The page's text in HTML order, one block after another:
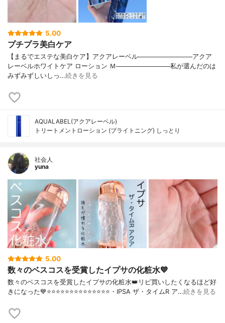
5.00
プチプラ美白ケア
【まるでエステな美白ケア】アクアレーベル────────────アクア
レーベルホワイトケア ローション Ｍ────────────私が選んだのは
みずみずしいしっ…続きを見る
AQUALABEL(アクアレーベル)
トリートメントローション (ブライトニング) しっとり
社会人
yuna
5.00
数々のベスコスを受賞したイプサの化粧水💙
数々のベスコスを受賞したイプサの化粧水👑リピ買いしたくなるほど好
きになった💙⭐️⭐️⭐️⭐️⭐️⭐️⭐️⭐️⭐️⭐️⭐️⭐️⭐️⭐️・IPSA ザ・タイムR ア…続きを見る